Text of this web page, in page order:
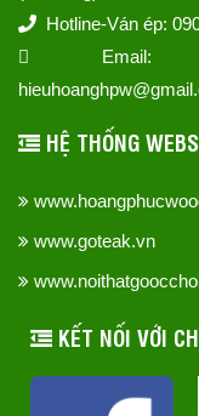
Hotline-Ván ép:
Email:
HỆ THỐNG
www.goteak.vn
KẾT NỐI VỚI